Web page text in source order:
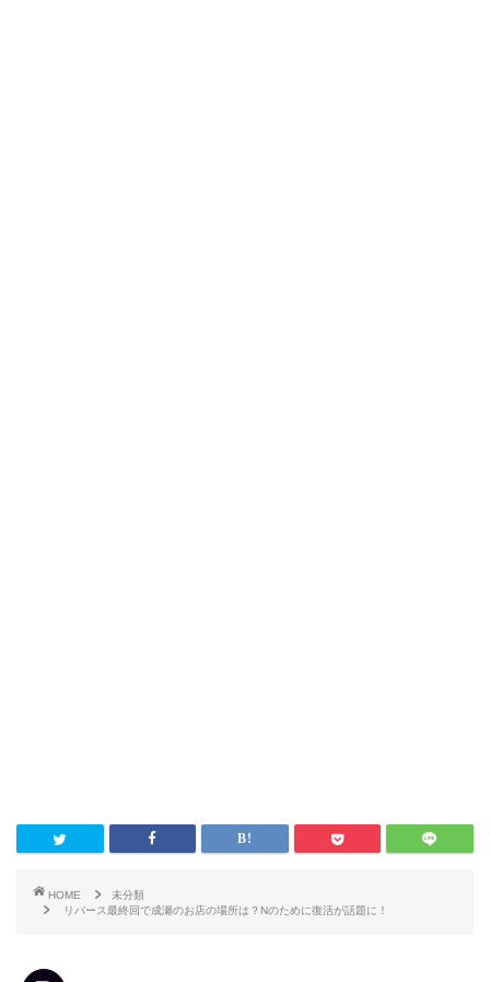
HOME
未分類
リバース最終回で成瀬のお店の場所は？Nのために復活が話題に！